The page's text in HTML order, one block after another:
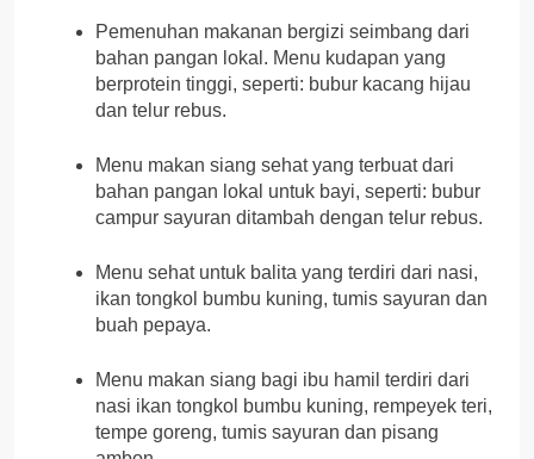
Pemenuhan makanan bergizi seimbang dari
bahan pangan lokal. Menu kudapan yang
berprotein tinggi, seperti: bubur kacang hijau
dan telur rebus.
Menu makan siang sehat yang terbuat dari
bahan pangan lokal untuk bayi, seperti: bubur
campur sayuran ditambah dengan telur rebus.
Menu sehat untuk balita yang terdiri dari nasi,
ikan tongkol bumbu kuning, tumis sayuran dan
buah pepaya.
Menu makan siang bagi ibu hamil terdiri dari
nasi ikan tongkol bumbu kuning, rempeyek teri,
tempe goreng, tumis sayuran dan pisang